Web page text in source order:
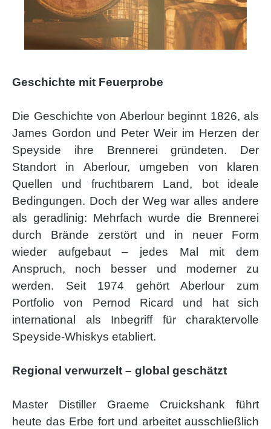
Geschichte mit Feuerprobe
Die Geschichte von Aberlour beginnt 1826, als
James Gordon und Peter Weir im Herzen der
Speyside ihre Brennerei gründeten. Der
Standort in Aberlour, umgeben von klaren
Quellen und fruchtbarem Land, bot ideale
Bedingungen. Doch der Weg war alles andere
als geradlinig: Mehrfach wurde die Brennerei
durch Brände zerstört und in neuer Form
wieder aufgebaut – jedes Mal mit dem
Anspruch, noch besser und moderner zu
werden. Seit 1974 gehört Aberlour zum
Portfolio von Pernod Ricard und hat sich
international als Inbegriff für charaktervolle
Speyside-Whiskys etabliert.
Regional verwurzelt – global geschätzt
Master Distiller Graeme Cruickshank führt
heute das Erbe fort und arbeitet ausschließlich